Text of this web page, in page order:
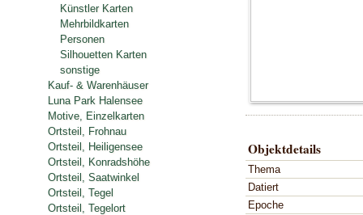
Objektdetails
Thema
Datiert
Epoche
Künstler Karten
Mehrbildkarten
Personen
Silhouetten Karten
sonstige
Kauf- & Warenhäuser
Luna Park Halensee
Motive, Einzelkarten
Ortsteil, Frohnau
Ortsteil, Heiligensee
Ortsteil, Konradshöhe
Ortsteil, Saatwinkel
Ortsteil, Tegel
Ortsteil, Tegelort